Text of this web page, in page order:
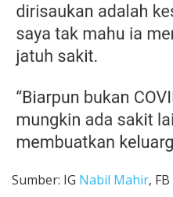
Sumber: IG Nabil Mahir, FB